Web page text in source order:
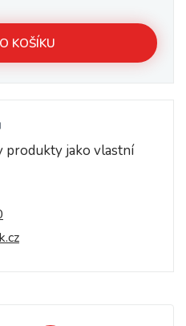
KOŠÍKU
produkty jako vlastní